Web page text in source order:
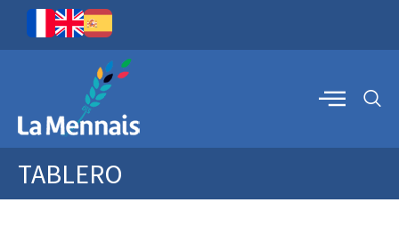
TABLERO